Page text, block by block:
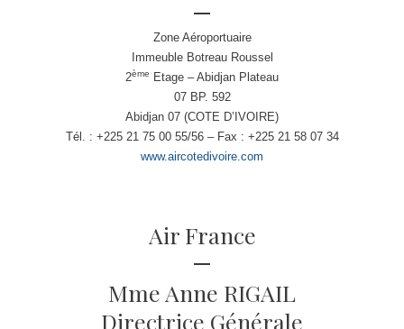
Zone Aéroportuaire
Immeuble Botreau Roussel
2ème
Etage – Abidjan Plateau
07 BP. 592
Abidjan 07 (COTE D’IVOIRE)
Tél. : +225 21 75 00 55/56 – Fax : +225 21 58 07 34
www.aircotedivoire.com
Air France
Mme Anne RIGAIL
Directrice Générale